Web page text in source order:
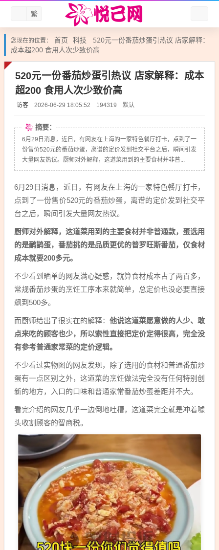
繁
您现在的位置： 首页 科技
520元一份番茄炒蛋引热议 店家解释：
成本超200 食用人次少致价高
520元一份番茄炒蛋引热议 店家解释：成本
超200 食用人次少致价高
访客 2026-06-29 18:05:52 194319 默认
摘要：
6月29日消息，近日，有网友在上海的一家特色餐厅打卡，点到了一
份售价520元的番茄炒蛋，离谱的定价发到社交平台之后，瞬间引发
大量网友热议。厨师对外解释，这道菜用到的主要食材并非普...
6月29日消息，近日，有网友在上海的一家特色餐厅打卡，
点到了一份售价520元的番茄炒蛋，离谱的定价发到社交平
台之后，瞬间引发大量网友热议。
厨师对外解释，这道菜用到的主要食材并非普通款，蛋选用
的是鸸鹋蛋，番茄挑的是品质更优的普罗旺斯番茄，仅食材
成本就要200多元。
不少看到晒单的网友满心疑惑，就算食材成本占了两百多，
常规番茄炒蛋的烹饪工序本来就简单，总定价也没必要直接
飙到500多。
而厨师给出了很实在的解释： 他说这道菜愿意做的人少、敢
点来吃的顾客也少，所以索性直接把定价定得很高，完全没
有参考普通家常菜的定价逻辑。
不少看过实物图的网友发现，除了选用的食材和普通番茄炒
蛋有一点区别之外，这道菜的烹饪做法完全没有任何特别创
新的地方，入口的口味和普通家常番茄炒蛋差距并不大。
看完介绍的网友几乎一边倒地吐槽，这道菜完全就是冲着噱
头收割顾客的智商税。